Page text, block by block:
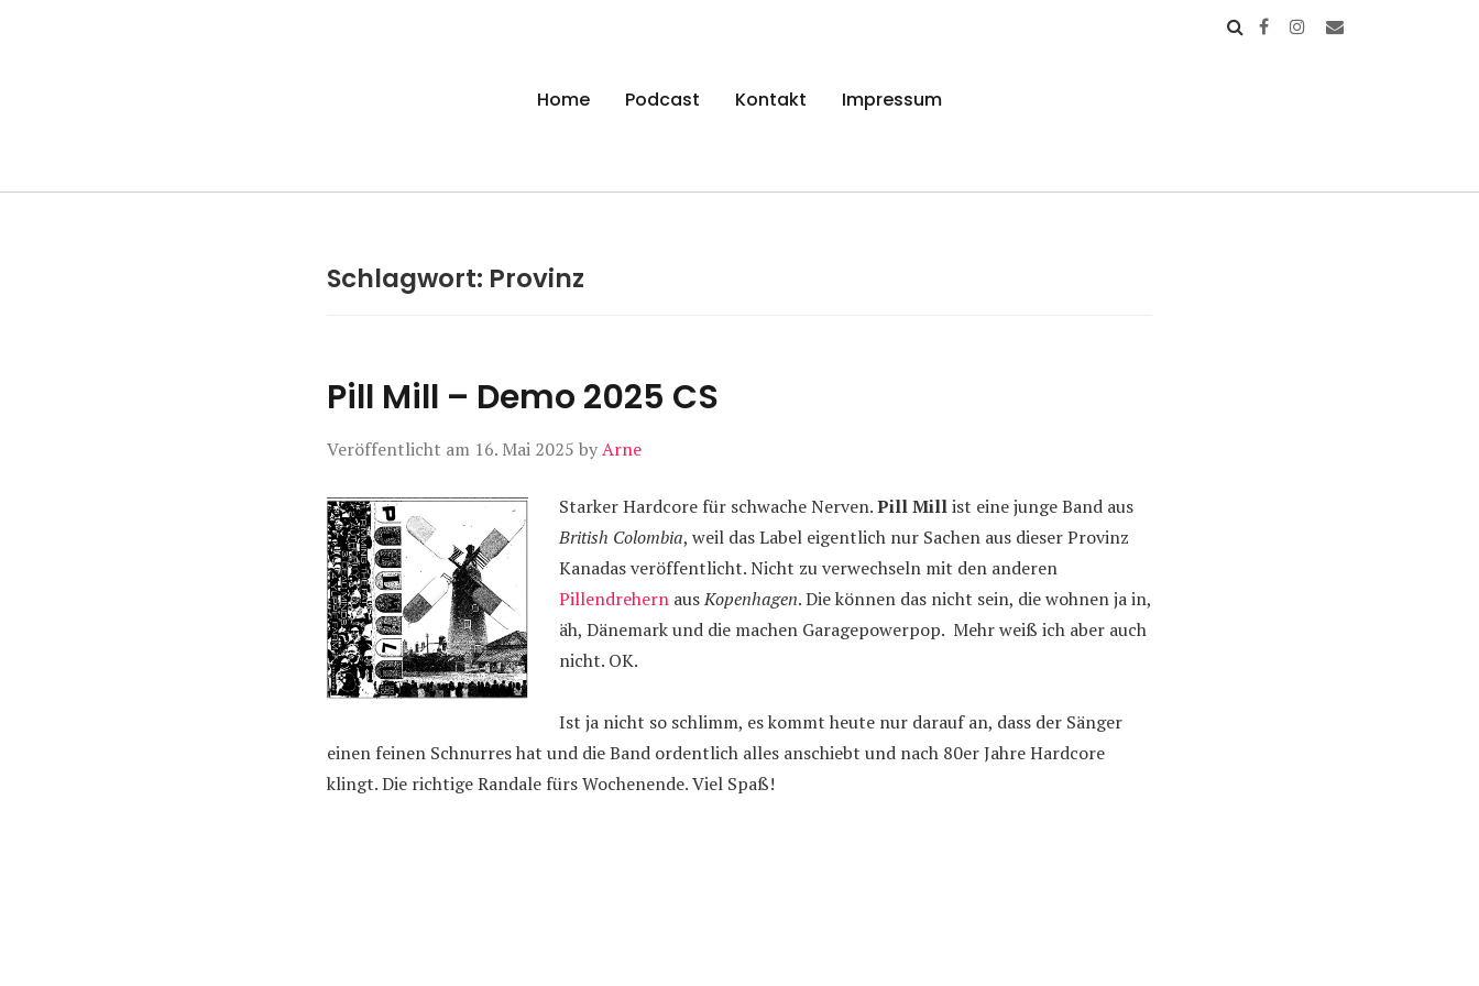
Manierenversagen
Home Podcast Kontakt Impressum
Schlagwort: Provinz
Pill Mill – Demo 2025 CS
Veröffentlicht am 16. Mai 2025 byArne
Starker Hardcore für schwache Nerven.Pill Millist eine junge Band aus
British Colombia, weil das Label eigentlich nur Sachen aus dieser Provinz
Kanadas veröffentlicht. Nicht zu verwechseln mit den anderen
Pillendrehern ausKopenhagen. Die können das nicht sein, die wohnen ja in,
äh, Dänemark und die machen Garagepowerpop. Mehr weiß ich aber auch
nicht. OK.
Ist ja nicht so schlimm, es kommt heute nur darauf an, dass der Sänger
einen feinen Schnurres hat und die Band ordentlich alles anschiebt und nach 80er Jahre Hardcore
klingt. Die richtige Randale fürs Wochenende. Viel Spaß!